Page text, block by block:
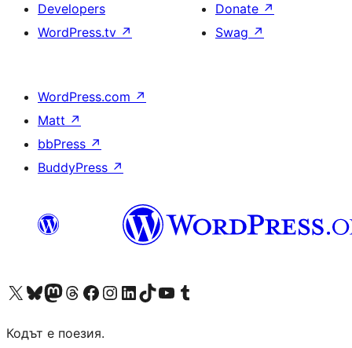
Developers
WordPress.tv ↗
Donate ↗
Swag ↗
WordPress.com ↗
Matt ↗
bbPress ↗
BuddyPress ↗
Visit our X (formerly Twitter) account
Visit our Bluesky account
Visit our Mastodon account
Visit our Threads account
Посетете нашата страница във Facebook
Посетете нашия профил в Instagram
Посетете нашия профил в LinkedIn
Visit our TikTok account
Visit our YouTube channel
Visit our Tumblr account
Кодът е поезия.